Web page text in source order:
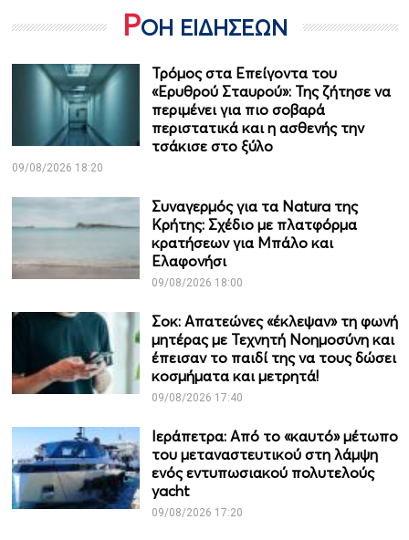
ΡΟΗ ΕΙΔΗΣΕΩΝ
Τρόμος στα Επείγοντα του
«Ερυθρού Σταυρού»: Της ζήτησε να
περιμένει για πιο σοβαρά
περιστατικά και η ασθενής την
τσάκισε στο ξύλο
09/08/2026 18:20
Συναγερμός για τα Natura της
Κρήτης: Σχέδιο με πλατφόρμα
κρατήσεων για Μπάλο και
Ελαφονήσι
09/08/2026 18:00
Σοκ: Απατεώνες «έκλεψαν» τη φωνή
μητέρας με Τεχνητή Νοημοσύνη και
έπεισαν το παιδί της να τους δώσει
κοσμήματα και μετρητά!
09/08/2026 17:40
Ιεράπετρα: Από το «καυτό» μέτωπο
του μεταναστευτικού στη λάμψη
ενός εντυπωσιακού πολυτελούς
yacht
09/08/2026 17:20